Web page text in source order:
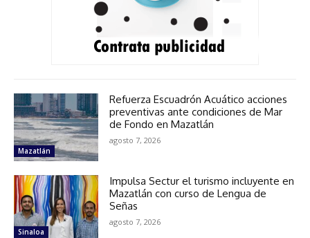
Mazatlán
Refuerza Escuadrón Acuático acciones
preventivas ante condiciones de Mar
de Fondo en Mazatlán
agosto 7, 2026
Sinaloa
Impulsa Sectur el turismo incluyente en
Mazatlán con curso de Lengua de
Señas
agosto 7, 2026